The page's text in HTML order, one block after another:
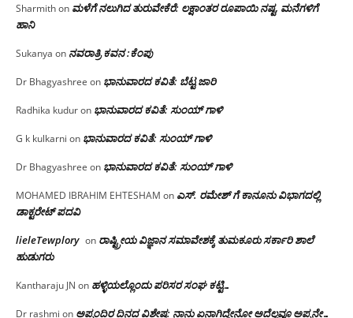
Sharmithon ಮಳೆಗೆ ನಲುಗಿದ ತುರುವೇಕೆರೆ: ಲಕ್ಷಾಂತರ ರೂಪಾಯಿ ನಷ್ಟ, ಮನೆಗಳಿಗೆ
ಹಾನಿ
Sukanya on ನವರಾತ್ರಿ ಕವನ :ಕೆಂಪು
Dr Bhagyashree on ಭಾನುವಾರದ ಕವಿತೆ: ಬೆಟ್ಟ ಜಾರಿ
Radhika kuduron ಭಾನುವಾರದ ಕವಿತೆ: ಸುಂಯ್ ಗಾಳಿ
G k kulkarni on ಭಾನುವಾರದ ಕವಿತೆ: ಸುಂಯ್ ಗಾಳಿ
Dr Bhagyashree on ಭಾನುವಾರದ ಕವಿತೆ: ಸುಂಯ್ ಗಾಳಿ
MOHAMED IBRAHIM EHTESHAM on ಎಸ್. ರಮೇಶ್ ಗೆ ಕಾನೂನು ವಿಭಾಗದಲ್ಲಿ
ಡಾಕ್ಟರೇಟ್ ಪದವಿ
lieleTewplory on ರಾಷ್ಟ್ರೀಯ ವಿಜ್ಞಾನ ಸಮಾವೇಶಕ್ಕೆ‌ ತುಮಕೂರು ಸರ್ಕಾರಿ ಶಾಲೆ
ಹುಡುಗರು
Kantharaju JN on ಹಳ್ಳಿಯಲ್ಲೊಂದು ಪರಿಸರ ಸಂಘ ಕಟ್ಟಿ…
Dr rashmi on ಅಪ್ಪಂದಿರ ದಿನದ ವಿಶೇಷ: ನಾನು ಏನಾಗಿದ್ದೇನೋ‌ ಅದೆಲ್ಲವೂ ಅಪ್ಪನೇ…